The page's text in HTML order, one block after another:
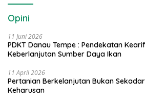
Opini
11 Juni 2026
PDKT Danau Tempe : Pendekatan
Keberlanjutan Sumber Daya Ikan
11 April 2026
Pertanian Berkelanjutan Bukan
Keharusan